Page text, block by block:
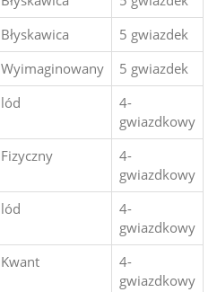
Błyskawica
5 gwiazdek
Wyimaginowany
5 gwiazdek
lód
4-
gwiazdkowy
Fizyczny
4-
gwiazdkowy
lód
4-
gwiazdkowy
Kwant
4-
gwiazdkowy